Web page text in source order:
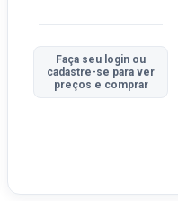
Faça seu login ou
cadastre-se para ver
preços e comprar